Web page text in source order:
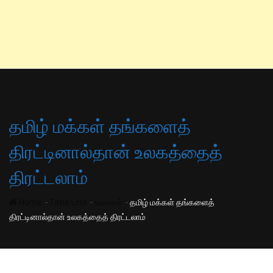
தமிழ் மக்கள் தங்களைத்
திரட்டினால்தான் உலகத்தைத்
திரட்டலாம்
- - -தமிழ் மக்கள் தங்களைத்
திரட்டினால்தான் உலகத்தைத் திரட்டலாம்